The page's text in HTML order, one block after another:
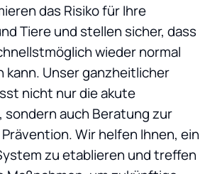
das Risiko für Ihre
Tiere und stellen sicher, dass
wieder normal
kann. Unser ganzheitlicher
nicht nur die akute
sondern auch Beratung zur
Wir helfen Ihnen, ein
zu etablieren und treffen